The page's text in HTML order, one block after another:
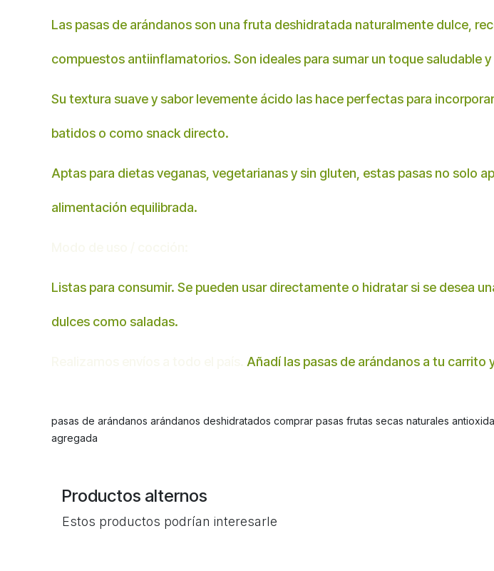
Las pasas de arándanos son una fruta deshidratada naturalmente dulce,
compuestos antiinflamatorios. Son ideales para sumar un toque saludable
Su textura suave y sabor levemente ácido las hace perfectas para
batidos o como snack directo.
Aptas para dietas veganas, vegetarianas y sin gluten, estas pasas no solo
alimentación equilibrada.
Listas para consumir. Se pueden usar directamente o hidratar si se desea
dulces como saladas.
Añadí las pasas de arándanos a tu
pasas de arándanos arándanos deshidratados comprar pasas frutas secas naturales
agregada
Productos alternos
Estos productos podrían interesarle